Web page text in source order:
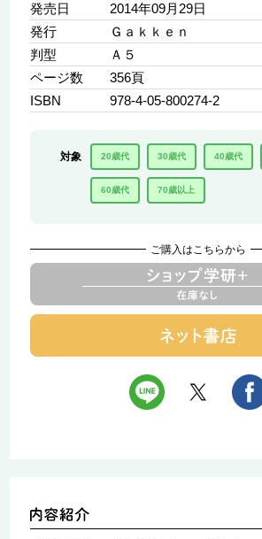
発売日
2014年09月29日
発行
Ｇａｋｋｅｎ
判型
Ａ５
ページ数
356頁
ISBN
978-4-05-800274-2
対象 20歳代 30歳代 40歳代
60歳代 70歳以上
ご購入はこちらから